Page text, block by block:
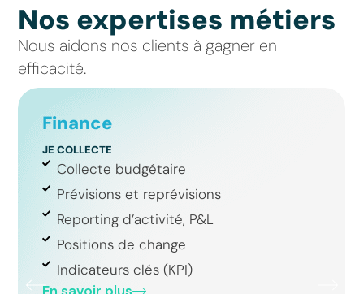
Nos expertises métiers
Nous aidons nos clients à gagner en
efficacité.
Finance
JE COLLECTE
Collecte budgétaire
Prévisions et reprévisions
Reporting d’activité, P&L
Positions de change
Indicateurs clés (KPI)